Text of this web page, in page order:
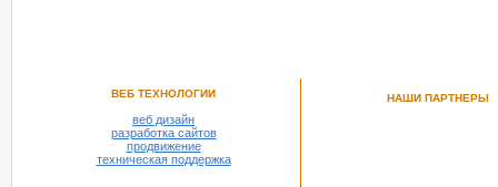
ВЕБ ТЕХНОЛОГИИ
веб дизайн
разработка сайтов
продвижение
техническая поддержка
НАШИ ПАРТНЕРЫ